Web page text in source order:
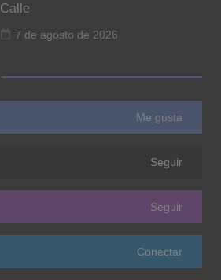
Calle
7 de agosto de 2026
Me gusta
Seguir
Seguir
Conectar